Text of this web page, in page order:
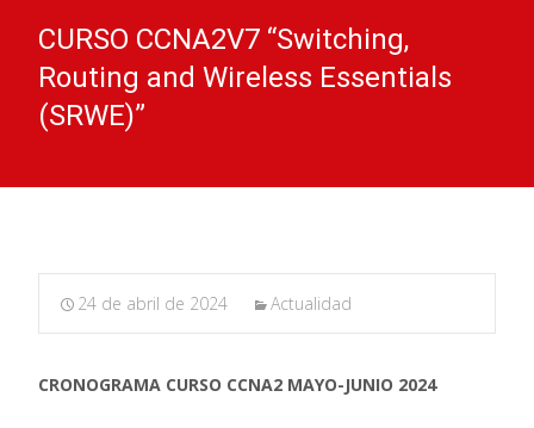
CURSO CCNA2V7 “Switching,
Routing and Wireless Essentials
(SRWE)”
24 de abril de 2024 Actualidad
CRONOGRAMA CURSO CCNA2 MAYO-JUNIO 2024